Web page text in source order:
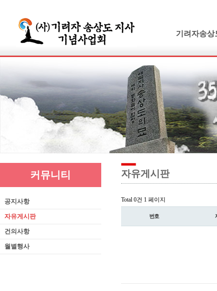
기려자송상
연보 및 가계
기려수필집
생애와사상
유묵과유품
연혁지
추모의글
커뮤니티
공지사항
자유게시판
건의사항
월별행사
자유게시판
Total 0건 1 페이지
번호